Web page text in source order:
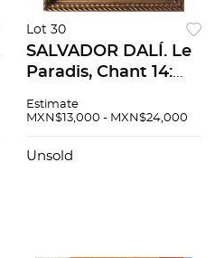
Lot 30
SALVADOR DALÍ. Le
Paradis, Chant 14:
Firmada. Xilografía.
32 x 25 cm papel
Estimate
MXN$13,000 - MXN$24,000
Unsold